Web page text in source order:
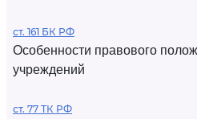
ст. 161 БК РФ
Особенности правового
учреждений
ст. 77 ТК РФ